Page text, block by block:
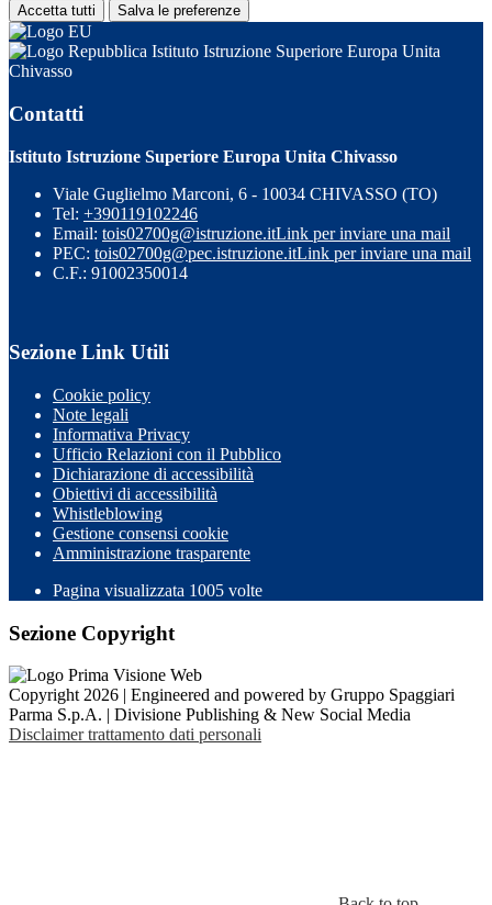
Accetta tutti Salva le preferenze
Istituto Istruzione Superiore Europa Unita
Chivasso
Contatti
Istituto Istruzione Superiore Europa Unita Chivasso
Viale Guglielmo Marconi, 6 - 10034 CHIVASSO (TO)
Tel: +390119102246
Email: tois02700g@istruzione.itLink per inviare una mail
PEC: tois02700g@pec.istruzione.itLink per inviare una mail
C.F.: 91002350014
Sezione Link Utili
Cookie policy
Note legali
Informativa Privacy
Ufficio Relazioni con il Pubblico
Dichiarazione di accessibilità
Obiettivi di accessibilità
Whistleblowing
Gestione consensi cookie
Amministrazione trasparente
Pagina visualizzata 1005 volte
Sezione Copyright
Copyright 2026 | Engineered and powered by Gruppo Spaggiari
Parma S.p.A. | Divisione Publishing & New Social Media
Disclaimer trattamento dati personali